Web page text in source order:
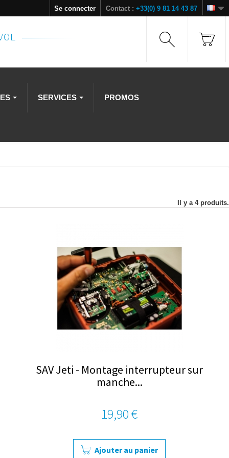
Contact : +33(0) 9 81 14 43 87
Se connecter
SERVICES PROMOS
Il y a 4 produits.
SAV Jeti - Montage interrupteur sur
manche...
19,90 €
Ajouter au panier